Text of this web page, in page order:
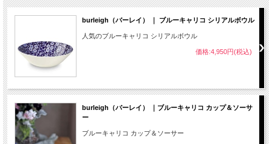
burleigh（バーレイ） ｜ ブルーキャリコ シリアルボウル
人気のブルーキャリコ シリアルボウル
価格:4,950円(税込)
burleigh（バーレイ） ｜ブルーキャリコ カップ＆ソーサ
ー
ブルーキャリコ カップ＆ソーサー